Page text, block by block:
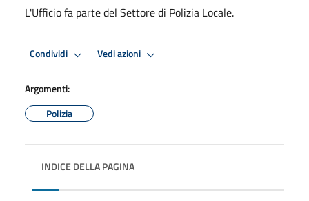
L'Ufficio fa parte del Settore di Polizia Locale.
Condividi Vedi azioni
Argomenti:
Polizia
INDICE DELLA PAGINA